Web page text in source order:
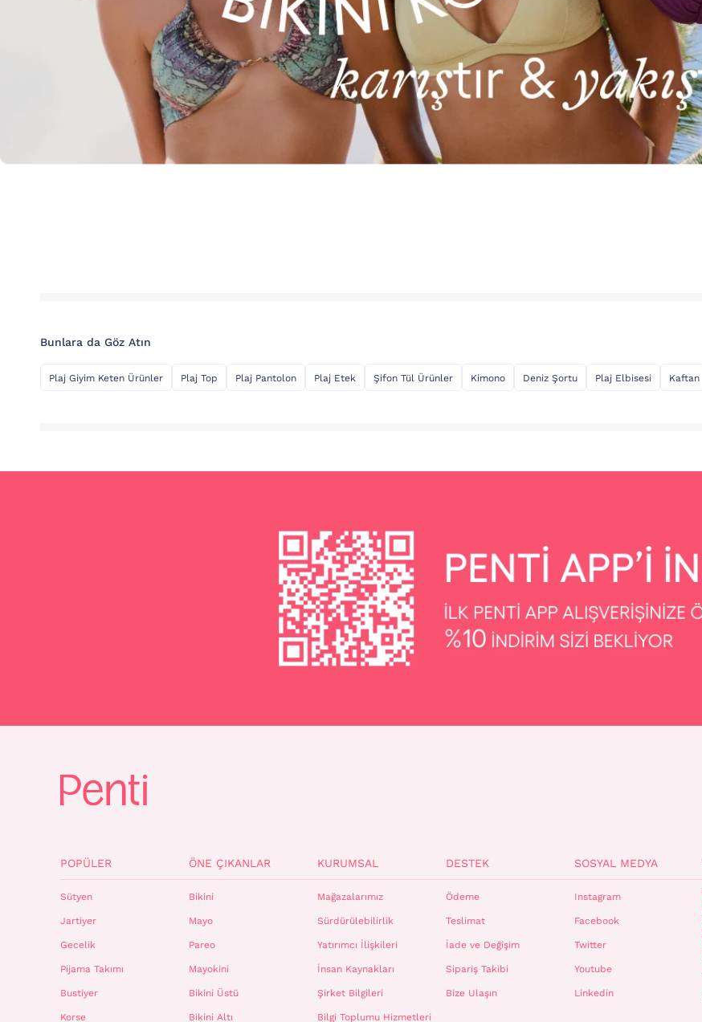
Bunlara da Göz Atın
Plaj Giyim Keten Ürünler Plaj Top Plaj Pantolon Plaj Etek Şifon Tül Ürünler Kimono Deniz Şortu Plaj Elbisesi Kaftan
POPÜLER
Sütyen
Jartiyer
Gecelik
Pijama Takımı
Bustiyer
Korse
ÖNE ÇIKANLAR
Bikini
Mayo
Pareo
Mayokini
Bikini Üstü
Bikini Altı
KURUMSAL
Mağazalarımız
Sürdürülebilirlik
Yatırımcı İlişkileri
İnsan Kaynakları
Şirket Bilgileri
Bilgi Toplumu Hizmetleri
DESTEK
Ödeme
Teslimat
İade ve Değişim
Sipariş Takibi
Bize Ulaşın
SOSYAL MEDYA
Instagram
Facebook
Twitter
Youtube
Linkedin